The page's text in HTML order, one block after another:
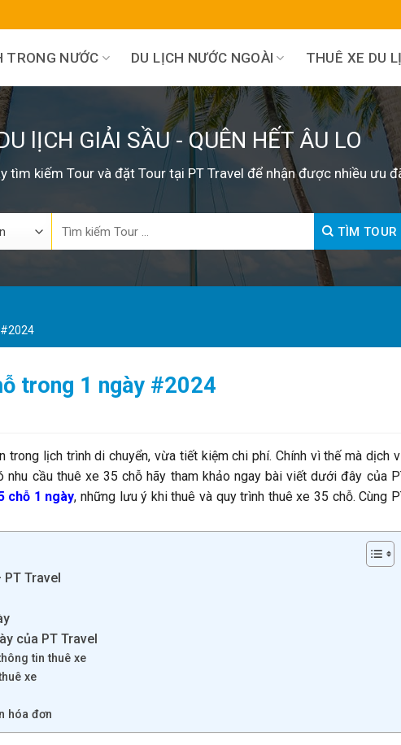
TRONG NƯỚC DU LỊCH NƯỚC NGOÀI THUÊ XE DU
lỊCH GIẢI SẦU - QUÊN HẾT ÂU LO
tìm kiếm Tour và đặt Tour tại PT Travel để nhận được nhiều ưu
TÌM TOUR
#2024
trong 1 ngày #2024
trong lịch trình di chuyển, vừa tiết kiệm chi phí. Chính vì thế mà dịch
nhu cầu thuê xe 35 chỗ hãy tham khảo ngay bài viết dưới đây của
chỗ 1 ngày, những lưu ý khi thuê và quy trình thuê xe 35 chỗ. Cùng
Travel
của PT Travel
tin thuê xe
xe
hóa đơn